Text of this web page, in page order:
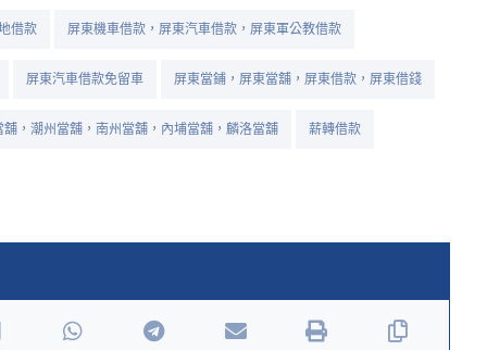
借款 屏東機車借款，屏東汽車借款，屏東軍公教借款
屏東汽車借款免留車 屏東當鋪，屏東當舖，屏東借款，屏東借錢
舖，潮州當舖，南州當舖，內埔當舖，麟洛當舖 薪轉借款